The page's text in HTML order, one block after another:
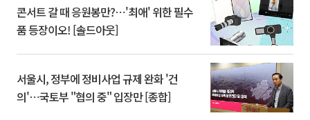
콘서트 갈 때 응원봉만?⋯'최애' 위한 필수
품 등장이오! [솔드아웃]
서울시, 정부에 정비사업 규제 완화 '건
의'⋯국토부 "협의 중" 입장만 [종합]